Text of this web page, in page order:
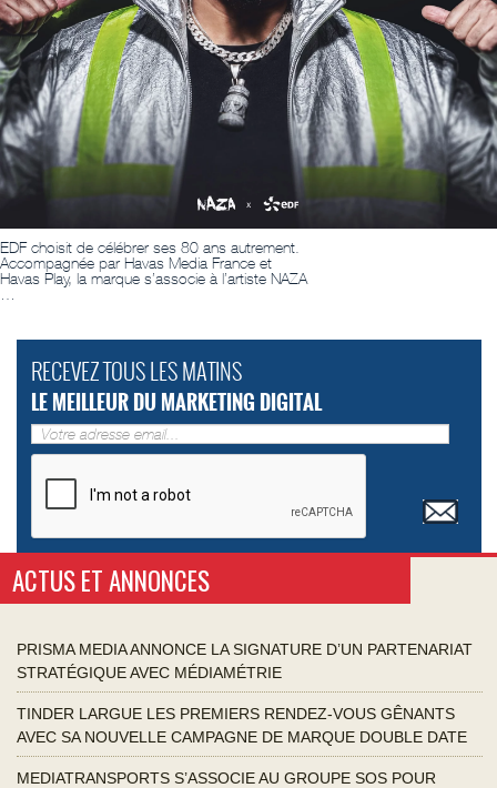
EDF choisit de célébrer ses 80 ans autrement.
Accompagnée par Havas Media France et
Havas Play, la marque s’associe à l’artiste NAZA
RECEVEZ TOUS LES MATINS
LE MEILLEUR DU MARKETING DIGITAL
ACTUS ET ANNONCES
PRISMA MEDIA ANNONCE LA SIGNATURE D’UN PARTENARIAT
STRATÉGIQUE AVEC MÉDIAMÉTRIE
TINDER LARGUE LES PREMIERS RENDEZ-VOUS GÊNANTS
AVEC SA NOUVELLE CAMPAGNE DE MARQUE DOUBLE DATE
MEDIATRANSPORTS S’ASSOCIE AU GROUPE SOS POUR